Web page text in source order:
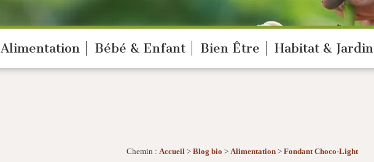
Alimentation Bébé & Enfant Bien Être Habitat & Jardin
Chemin : Accueil> Blog bio > Alimentation> Fondant Choco-Light